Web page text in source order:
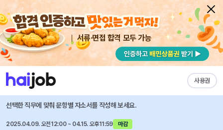
서류·면접 합격 모두 가능
사용권
채용공고 자소서 자유항목 자소서 내 작성목록
LG생활건강 즐겨찾기
디지털컨텐츠 소셜크루 인턴 모집
선택한 직무에 맞춰 문항별 자소서를 작성해 보세요.
2025.04.09. 오전12:00 ~ 04.15. 오후11:59
마감